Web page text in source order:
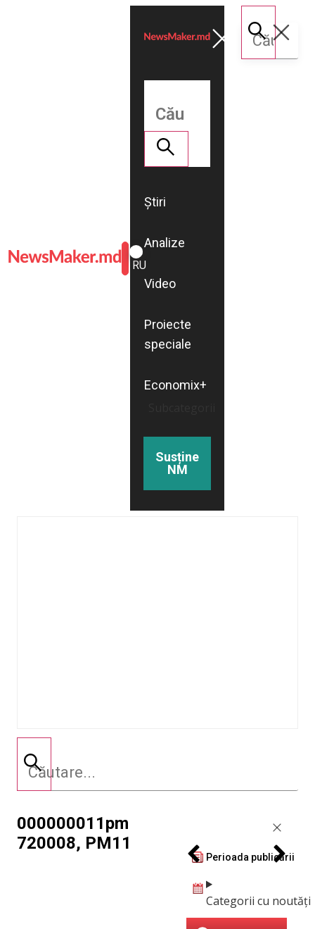
ROMÂNĂ
RU
Știri
Analize
Video
Proiecte
speciale
Economix+
Susține
NM
000000011pm
720008, PM11
Perioada publicării
Categorii cu noutăți